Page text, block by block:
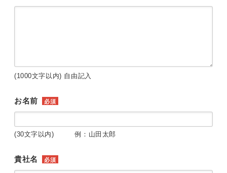
(1000文字以内) 自由記入
お名前 必須
(30文字以内) 例：山田太郎
貴社名 必須